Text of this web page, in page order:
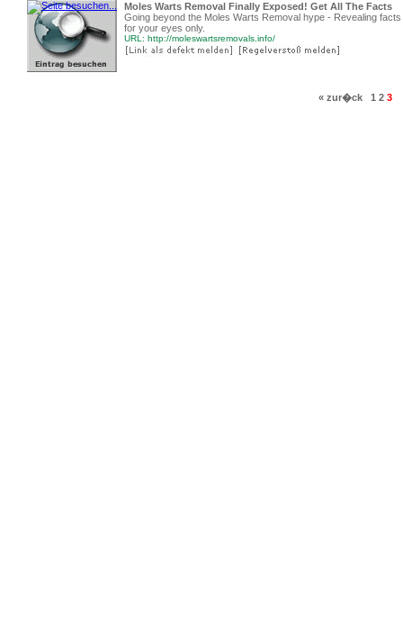
Moles Warts Removal Finally Exposed! Get All The Facts
Going beyond the Moles Warts Removal hype - Revealing
for your eyes only.
URL: http://moleswartsremovals.info/
« zur�ck 1 2 3